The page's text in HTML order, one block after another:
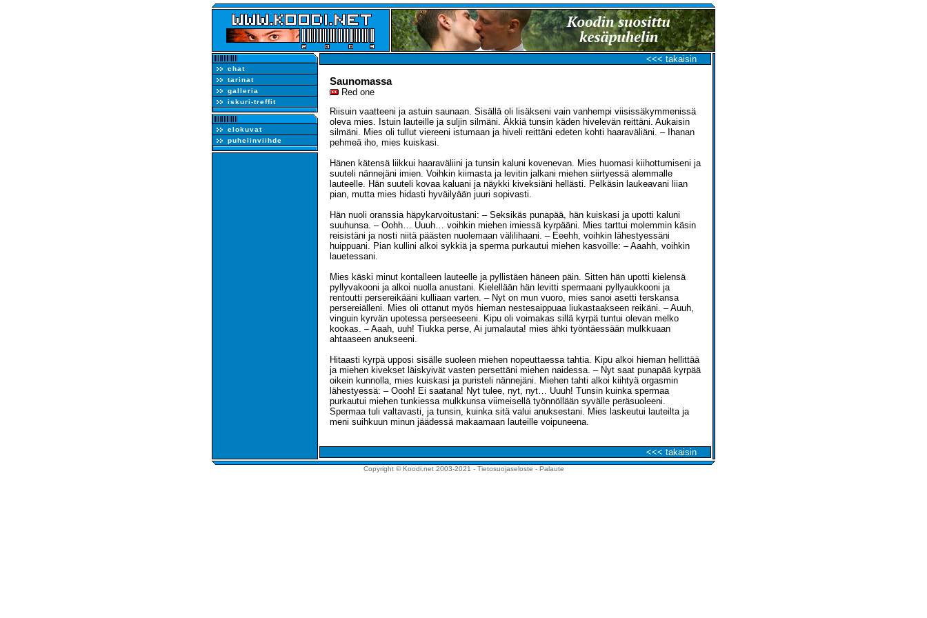
chat
tarinat
galleria
iskuri-treffit
elokuvat
puhelinviihde
<<< takaisin
Saunomassa
Red one
Riisuin vaatteeni ja astuin saunaan. Sisällä oli lisäkseni vain vanhempi viisissäkymmenissä
oleva mies. Istuin lauteille ja suljin silmäni. Äkkiä tunsin käden hivelevän reittäni. Aukaisin
silmäni. Mies oli tullut viereeni istumaan ja hiveli reittäni edeten kohti haaraväliäni. – Ihanan
pehmeä iho, mies kuiskasi.
Hänen kätensä liikkui haaraväliini ja tunsin kaluni kovenevan. Mies huomasi kiihottumiseni ja
suuteli nännejäni imien. Voihkin kiimasta ja levitin jalkani miehen siirtyessä alemmalle
lauteelle. Hän suuteli kovaa kaluani ja näykki kiveksiäni hellästi. Pelkäsin laukeavani liian
pian, mutta mies hidasti hyväilyään juuri sopivasti.
Hän nuoli oranssia häpykarvoitustani: – Seksikäs punapää, hän kuiskasi ja upotti kaluni
suuhunsa. – Oohh… Uuuh… voihkin miehen imiessä kyrpääni. Mies tarttui molemmin käsin
reisistäni ja nosti niitä päästen nuolemaan välilihaani. – Eeehh, voihkin lähestyessäni
huippuani. Pian kullini alkoi sykkiä ja sperma purkautui miehen kasvoille: – Aaahh, voihkin
lauetessani.
Mies käski minut kontalleen lauteelle ja pyllistäen häneen päin. Sitten hän upotti kielensä
pyllyvakooni ja alkoi nuolla anustani. Kielellään hän levitti spermaani pyllyaukkooni ja
rentoutti persereikääni kulliaan varten. – Nyt on mun vuoro, mies sanoi asetti terskansa
persereiälleni. Mies oli ottanut myös hieman nestesaippuaa liukastaakseen reikäni. – Auuh,
vinguin kyrvän upotessa perseeseeni. Kipu oli voimakas sillä kyrpä tuntui olevan melko
kookas. – Aaah, uuh! Tiukka perse, Ai jumalauta! mies ähki työntäessään mulkkuaan
ahtaaseen anukseeni.
Hitaasti kyrpä upposi sisälle suoleen miehen nopeuttaessa tahtia. Kipu alkoi hieman hellittää
ja miehen kivekset läiskyivät vasten persettäni miehen naidessa. – Nyt saat punapää kyrpää
oikein kunnolla, mies kuiskasi ja puristeli nännejäni. Miehen tahti alkoi kiihtyä orgasmin
lähestyessä: – Oooh! Ei saatana! Nyt tulee, nyt, nyt… Uuuh! Tunsin kuinka spermaa
purkautui miehen tunkiessa mulkkunsa viimeisellä työnnöllään syvälle peräsuoleeni.
Spermaa tuli valtavasti, ja tunsin, kuinka sitä valui anuksestani. Mies laskeutui lauteilta ja
meni suihkuun minun jäädessä makaamaan lauteille voipuneena.
<<< takaisin
Copyright © Koodi.net 2003-2021 - Tietosuojaseloste - Palaute